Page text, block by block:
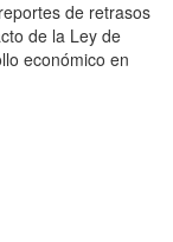
de retrasos
de la Ley de
económico en